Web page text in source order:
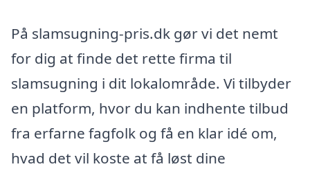
På slamsugning-pris.dk gør vi det nemt
for dig at finde det rette firma til
slamsugning i dit lokalområde. Vi tilbyder
en platform, hvor du kan indhente tilbud
fra erfarne fagfolk og få en klar idé om,
hvad det vil koste at få løst dine